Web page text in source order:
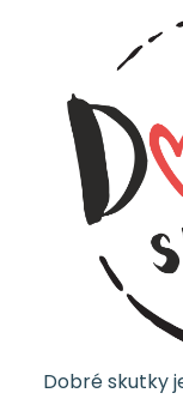
Dobré skutky